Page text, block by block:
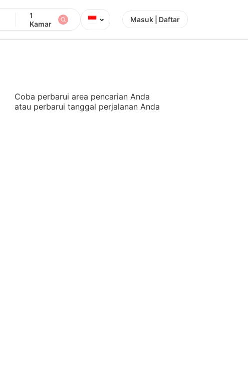
1
Kamar
⌄ Masuk | Daftar
Coba perbarui area pencarian Anda
atau perbarui tanggal perjalanan Anda